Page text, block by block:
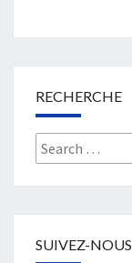
RECHERCHE
Search
for:
SUIVEZ-NOUS